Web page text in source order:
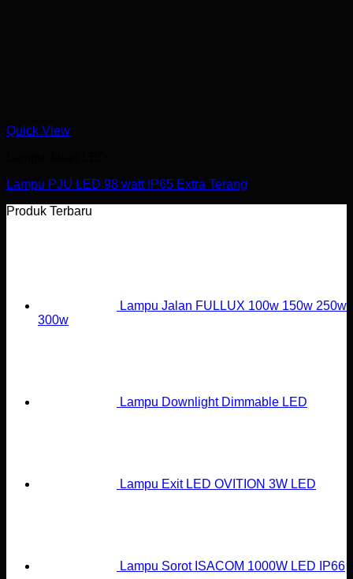
Quick View
Lampu PJU LED 98 watt IP65 Extra Terang
Produk Terbaru
Lampu Jalan FULLUX 100w 150w 250w
300w
Lampu Downlight Dimmable LED
Lampu Exit LED OVITION 3W LED
Lampu Sorot ISACOM 1000W LED IP66